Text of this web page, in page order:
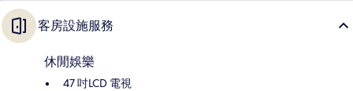
客房設施服務
休閒娛樂
47 吋LCD 電視